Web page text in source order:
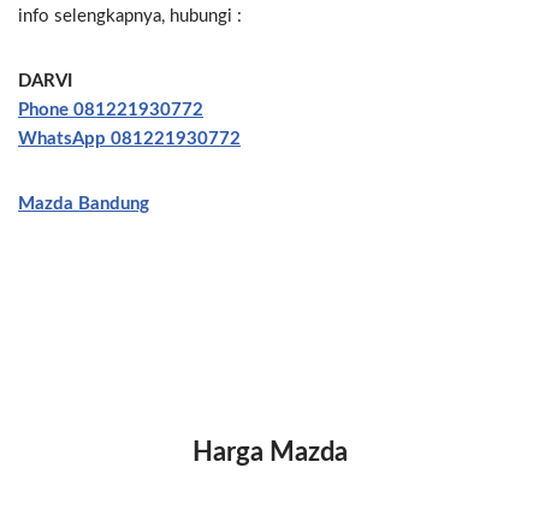
info selengkapnya, hubungi :
DARVI
Phone 081221930772
WhatsApp 081221930772
Mazda Bandung
Harga Mazda